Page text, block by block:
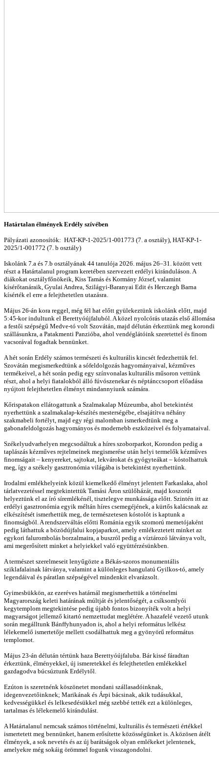
Határtalan élmények Erdély szívében
Pályázati azonosítók: HAT-KP-1-2025/1-001773 (7. a osztály), HAT-KP-1-
2025/1-001772 (7. b osztály)
Iskolánk 7.a és 7.b osztályának 44 tanulója 2026. május 26–31. között vett
részt a Határtalanul program keretében szervezett erdélyi kiránduláson. A
diákokat osztályfőnökeik, Kiss Tamás és Kormány József, valamint
kísérőtanáraik, Gyulai Andrea, Szilágyi-Baranyai Edit és Herczegh Barna
kísérték el erre a felejthetetlen utazásra.
Május 26-án kora reggel, még fél hat előtt gyülekeztünk iskolánk előtt, majd
5:45-kor indultunk el Berettyóújfaluból. A közel nyolcórás utazás első állomása
a festői szépségű Medve-tó volt Szovátán, majd délután érkeztünk meg korondi
szállásunkra, a Patakmenti Panzióba, ahol vendéglátóink szeretettel és finom
vacsorával fogadtak bennünket.
A hét során Erdély számos természeti és kulturális kincsét fedezhettük fel.
Szovátán megismerkedtünk a sófeldolgozás hagyományaival, kézműves
termékeivel, a hét során pedig egy színvonalas kulturális műsoron vettünk
részt, ahol a helyi fiatalokból álló fúvószenekar és néptánccsoport előadása
nyújtott felejthetetlen élményt mindannyiunk számára.
Kőrispatakon ellátogattunk a Szalmakalap Múzeumba, ahol betekintést
nyerhettünk a szalmakalap-készítés mesterségébe, elsajátítva néhány
szakmabeli fortélyt, majd egy régi malomban ismerkedtünk meg a
gabonafeldolgozás hagyományos és modernebb eszközeivel és folyamataival.
Székelyudvarhelyen megcsodáltuk a híres szoborparkot, Korondon pedig a
taplászás kézműves rejtelmeinek megismerése után helyi termelők kézműves
finomságait – kenyereket, sajtokat, lekvárokat és gyógyteákat – kóstolhattuk
meg, így a székely gasztronómia világába is betekintést nyerhettünk.
Irodalmi emlékhelyeink közül kiemelkedő élményt jelentett Farkaslaka, ahol
tárlatvezetéssel megtekintettük Tamási Áron szülőházát, majd koszorút
helyeztünk el az író síremlékénél, tisztelegve munkássága előtt. Szintén itt az
erdélyi gasztronómia egyik méltán híres csemegéjének, a kürtős kalácsnak az
elkészítését ismerhettük meg, de természetesen kóstolót is kaptunk a
finomságból. A rendszerváltás előtti Románia egyik szomorú memetójaként
pedig láthattuk a bözödújfalui kopjaparkot, amely emlékeztetett minket az
egykori falurombolás borzalmaira, a buszról pedig a víztározó látványa volt,
ami megerősített minket a helyiekkel való együttérzésünkben.
A természet szerelmeseit lenyűgözte a Békás-szoros monumentális
sziklafalainak látványa, valamint a különleges hangulatú Gyilkos-tó, amely
legendáival és páratlan szépségével mindenkit elvarázsolt.
Gyimesbükkön, az ezeréves határnál megismerhettük a történelmi
Magyarország keleti határának múltját és jelentőségét, a csíksomlyói
kegytemplom megtekintése pedig újabb fontos bizonyíték volt a helyi
magyarságot jellemző kitartó nemzettudat meglétére. A hazafelé vezető utunk
során megálltunk Bánffyhunyadon is, ahol a helyi református lelkész
lélekemelő ismertetője mellett csodálhattuk meg a gyönyörű református
templomot.
Május 23-án délután tértünk haza Berettyóújfaluba. Bár kissé fáradtan
érkeztünk, élményekkel, új ismeretekkel és felejthetetlen emlékekkel
gazdagodva búcsúztunk Erdélytől.
Ezúton is szeretnénk köszönetet mondani szállasadóinknak,
idegenvezetőinknek; Marikának és Árpi bácsinak, akik tudásukkal,
kedvességükkel és lelkesedésükkel még szebbé tették ezt a különleges,
tartalmas és lélekemelő kirándulást.
A Határtalanul nemcsak számos történelmi, kulturális és természeti értékkel
ismertetett meg bennünket, hanem erősítette közösségünket is. A közösen átélt
élmények, a sok nevetés és az új barátságok olyan emlékeket jelentenek,
amelyekre még sokáig örömmel fogunk visszagondolni.